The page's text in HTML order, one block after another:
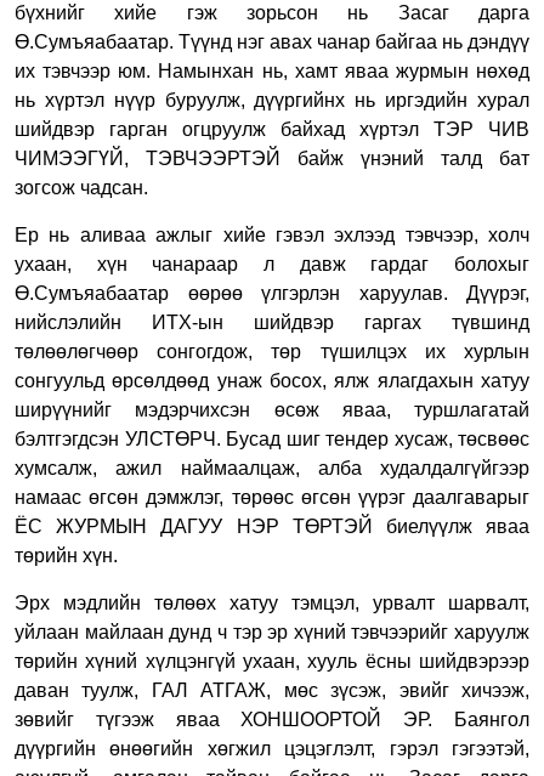
бүхнийг хийе гэж зорьсон нь Засаг дарга
Ө.Сумъяабаатар. Түүнд нэг авах чанар байгаа нь дэндүү
их тэвчээр юм. Намынхан нь, хамт яваа журмын нөхөд
нь хүртэл нүүр буруулж, дүүргийнх нь иргэдийн хурал
шийдвэр гарган огцруулж байхад хүртэл ТЭР ЧИВ
ЧИМЭЭГҮЙ, ТЭВЧЭЭРТЭЙ байж үнэний талд бат
зогсож чадсан.
Ер нь аливаа ажлыг хийе гэвэл эхлээд тэвчээр, холч
ухаан, хүн чанараар л давж гардаг болохыг
Ө.Сумъяабаатар өөрөө үлгэрлэн харуулав. Дүүрэг,
нийслэлийн ИТХ-ын шийдвэр гаргах түвшинд
төлөөлөгчөөр сонгогдож, төр түшилцэх их хурлын
сонгуульд өрсөлдөөд унаж босох, ялж ялагдахын хатуу
ширүүнийг мэдэрчихсэн өсөж яваа, туршлагатай
бэлтгэгдсэн УЛСТӨРЧ. Бусад шиг тендер хусаж, төсвөөс
хумсалж, ажил наймаалцаж, алба худалдалгүйгээр
намаас өгсөн дэмжлэг, төрөөс өгсөн үүрэг даалгаварыг
ЁС ЖУРМЫН ДАГУУ НЭР ТӨРТЭЙ биелүүлж яваа
төрийн хүн.
Эрх мэдлийн төлөөх хатуу тэмцэл, урвалт шарвалт,
уйлаан майлаан дунд ч тэр эр хүний тэвчээрийг харуулж
төрийн хүний хүлцэнгүй ухаан, хууль ёсны шийдвэрээр
даван туулж, ГАЛ АТГАЖ, мөс зүсэж, эвийг хичээж,
зөвийг түгээж яваа ХОНШООРТОЙ ЭР. Баянгол
дүүргийн өнөөгийн хөгжил цэцэглэлт, гэрэл гэгээтэй,